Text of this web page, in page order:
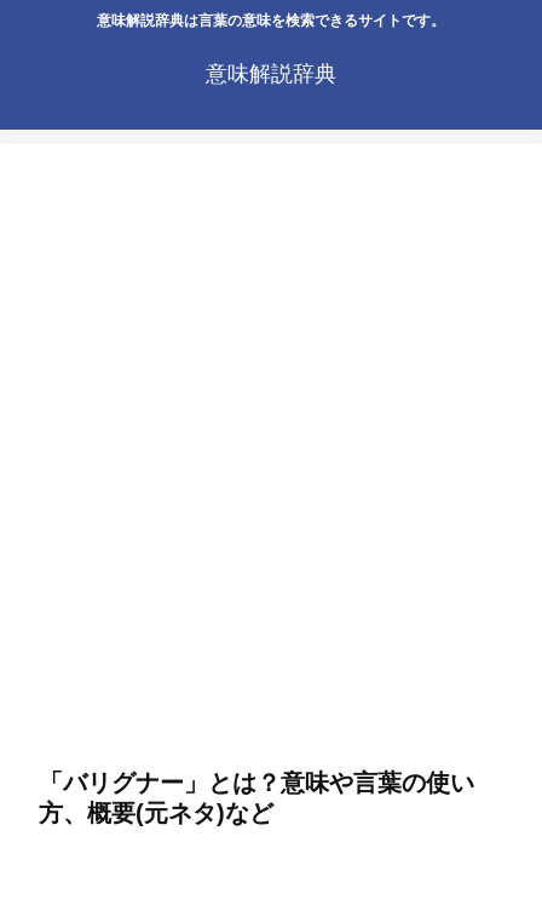
意味解説辞典は言葉の意味を検索できるサイトです。
意味解説辞典
「バリグナー」とは？意味や言葉の使い
方、概要(元ネタ)など